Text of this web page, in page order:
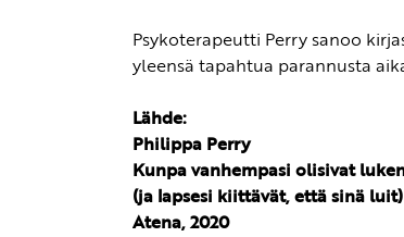
Psykoterapeutti Perry sanoo
yleensä tapahtua parannusta
Lähde:
Philippa Perry
Kunpa vanhempasi olisivat
(ja lapsesi kiittävät, että sinä luit)
Atena, 2020